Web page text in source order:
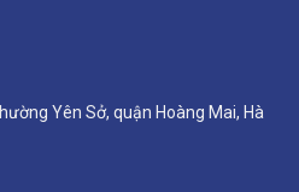
Yên Sở, quận Hoàng Mai, Hà